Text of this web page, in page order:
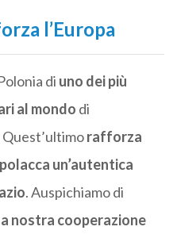
l’Europa
di uno dei più
al mondo di
Quest’ultimorafforza
un’autentica
. Auspichiamo di
nostra cooperazione